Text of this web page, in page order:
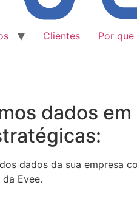
Clientes Por que
dados em
dados da sua empresa
Evee.